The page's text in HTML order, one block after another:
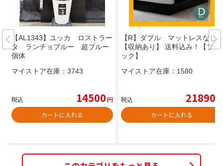
【AL1343】ユッカ ロストラー
タ ランチョブルー 超ブルー
個体
マイストア在庫： 3743
税込 14500円
カートに入れる
【R】ダブル マットレスなし
【収納あり】 送料込み！【ブラ
ック】
マイストア在庫： 1580
税込 21890
カートに入れる